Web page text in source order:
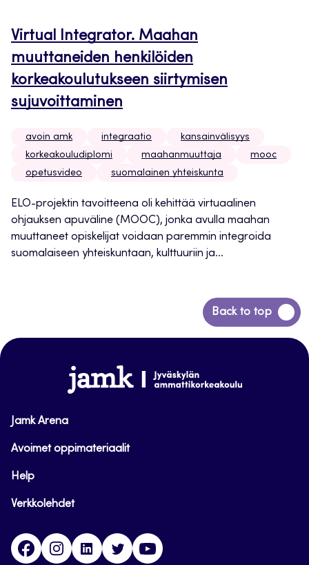
Virtual Integrator. Maahan
muuttaneiden henkilöiden
korkeakoulutukseen siirtymisen
sujuvoittaminen
avoin amk integraatio
kansainvälisyys
korkeakouludiplomi
maahanmuuttaja
mooc
opetusvideo
suomalainen yhteiskunta
ELO-projektin tavoitteena oli kehittää virtuaalinen
ohjauksen apuväline (MOOC), jonka avulla maahan
muuttaneet opiskelijat voidaan paremmin integroida
suomalaiseen yhteiskuntaan, kulttuuriin ja...
Back to top
Siirry
takaisin
www.jamk.fi
Jamk Arena
Avoimet oppimateriaalit
Help
Verkkolehdet
FacebookInstagramLinkedinTwitter